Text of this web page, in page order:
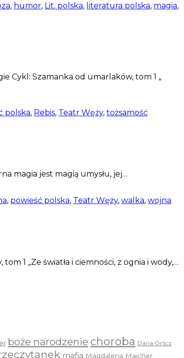
, humor, Lit. polska, literatura polska, magia,
Cykl: Szamanka od umarlaków, tom 1 „
polska, Rebis, Teatr Węży, tożsamość
magia jest magią umysłu, jej…
, powieść polska, Teatr Węży, walka, wojna
1 „Ze światła i ciemności, z ognia i wody,…
boże narodzenie choroba Daria Orlicz
mafia Magdalena Majcher